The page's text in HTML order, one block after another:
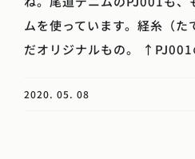
ムを使っています。経糸（
だオリジナルもの。
2020. 05. 08